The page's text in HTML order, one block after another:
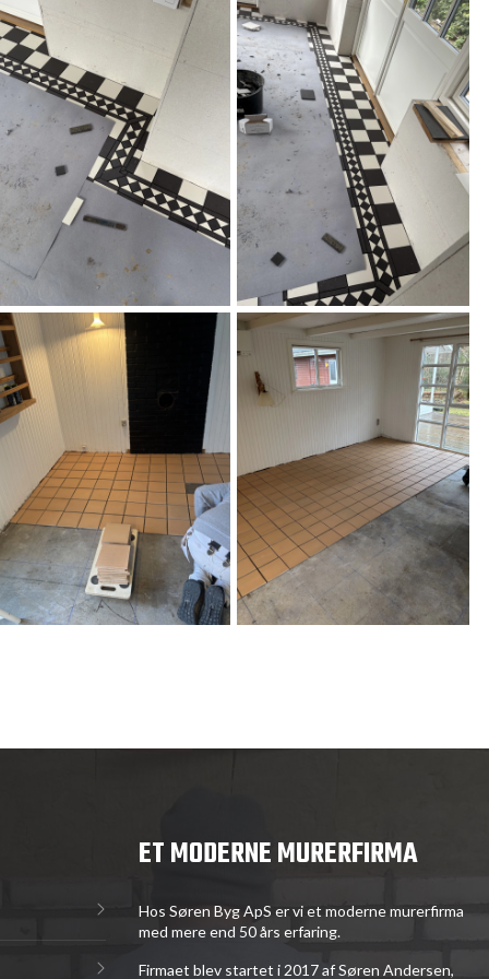
ET MODERNE MURERFIRMA
Hos Søren Byg ApS er vi et moderne murerfirma
med mere end 50 års erfaring.
Firmaet blev startet i 2017 af Søren Andersen,